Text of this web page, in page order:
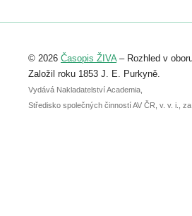
Registrovat se můžete do 6. září.
abstraktu přihlášené přednášky nebo
posteru je už 30. června.
© 2026 Časopis ŽIVA– Rozhled v
Založil roku 1853 J. E. Purkyně.
Vydává Nakladatelství Academia,
Středisko společných činností AV ČR, v. v. i.,